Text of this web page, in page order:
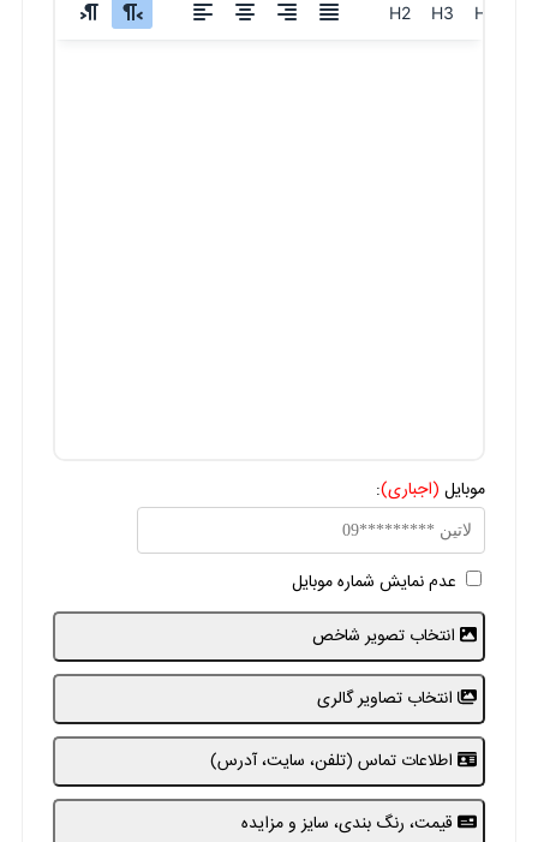
H2 H3 H4
موبایل (اجباری):
عدم نمایش شماره موبایل
انتخاب تصویر شاخص
انتخاب تصاویر گالری
اطلاعات تماس (تلفن، سایت، آدرس)
قیمت، رنگ بندی، سایز و مزایده